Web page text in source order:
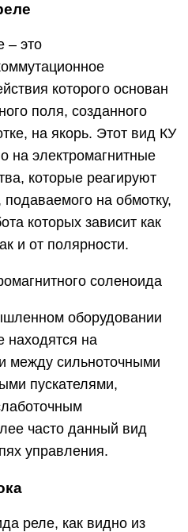
– это
которого основан
поля, созданного
на якорь. Этот вид КУ
на электромагнитные
которые реагируют
на обмотку,
которых зависит как
и от полярности.
соленоида
оборудовании
находятся на
между сильноточными
пускателями,
часто данный вид
управления.
реле, как видно из